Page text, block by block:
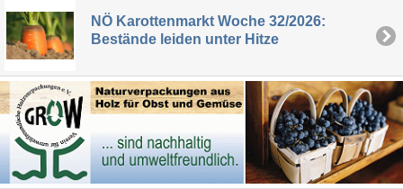
NÖ Karottenmarkt Woche 32/2026:
Bestände leiden unter Hitze